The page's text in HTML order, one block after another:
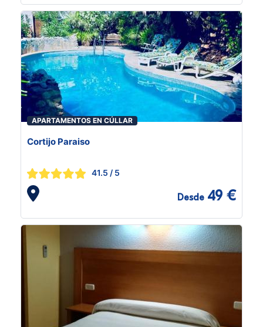
APARTAMENTOS EN CÚLLAR
Cortijo Paraiso
41.5 / 5
Desde 49 €